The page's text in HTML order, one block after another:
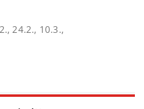
24.2., 10.3.,